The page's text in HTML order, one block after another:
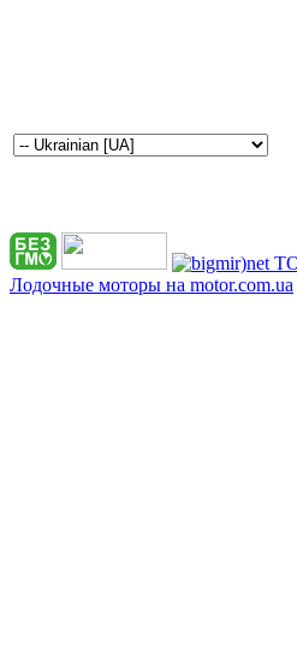
Лодочные моторы на motor.com.ua